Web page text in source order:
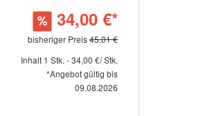
34,00 €*
bisheriger Preis45,01 €
Inhalt 1 Stk. - 34,00 €/ Stk.
*Angebot gültig bis
09.08.2026